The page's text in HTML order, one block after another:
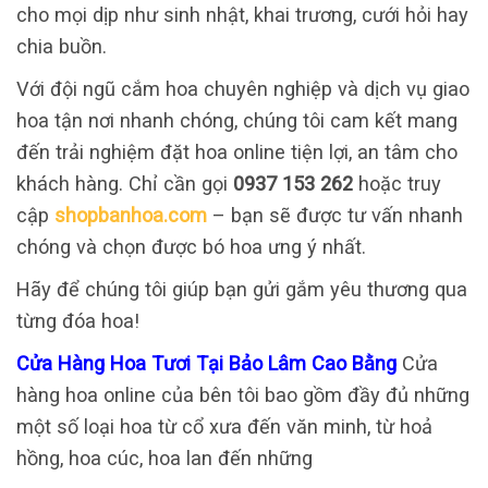
cho mọi dịp như sinh nhật, khai trương, cưới hỏi hay
chia buồn.
Với đội ngũ cắm hoa chuyên nghiệp và dịch vụ giao
hoa tận nơi nhanh chóng, chúng tôi cam kết mang
đến trải nghiệm đặt hoa online tiện lợi, an tâm cho
khách hàng. Chỉ cần gọi 0937 153 262 hoặc truy
cập shopbanhoa.com – bạn sẽ được tư vấn nhanh
chóng và chọn được bó hoa ưng ý nhất.
Hãy để chúng tôi giúp bạn gửi gắm yêu thương qua
từng đóa hoa!
Cửa Hàng Hoa Tươi Tại Bảo Lâm Cao Bằng Cửa
hàng hoa online của bên tôi bao gồm đầy đủ những
một số loại hoa từ cổ xưa đến văn minh, từ hoả
hồng, hoa cúc, hoa lan đến những